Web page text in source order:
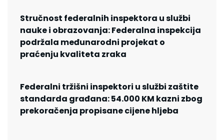
Stručnost federalnih inspektora u službi
nauke i obrazovanja: Federalna inspekcija
podržala međunarodni projekat o
praćenju kvaliteta zraka
Federalni tržišni inspektori u službi zaštite
standarda građana: 54.000 KM kazni zbog
prekoračenja propisane cijene hljeba